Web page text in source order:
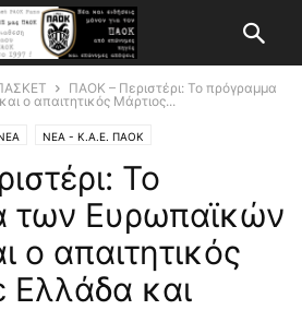
ΠΑΟΚ – Περιστέρι: Το πρόγραμμα
ο απαιτητικός Μάρτιος...
ΝΕΑ - Κ.Α.Ε. ΠΑΟΚ
Το
των Ευρωπαϊκών
ο απαιτητικός
Ελλάδα και